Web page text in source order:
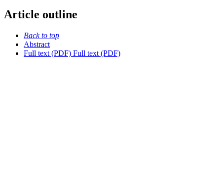
Article outline
Back to top
Abstract
Full text (PDF) Full text (PDF)